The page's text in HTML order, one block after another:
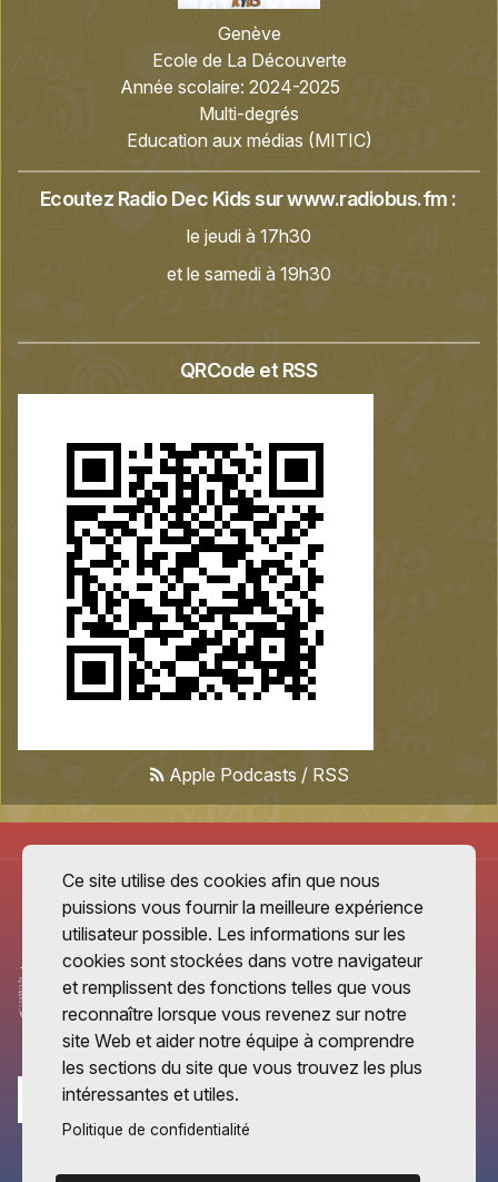
Genève
Ecole de La Découverte
Année scolaire: 2024-2025
Multi-degrés
Education aux médias (MITIC)
Ecoutez Radio Dec Kids surwww.radiobus.fm :
le jeudi à 17h30
et le samedi à 19h30
QRCode et RSS
Apple Podcasts / RSS
Ce site utilise des cookies afin que nous
puissions vous fournir la meilleure expérience
utilisateur possible. Les informations sur les
cookies sont stockées dans votre navigateur
et remplissent des fonctions telles que vous
reconnaître lorsque vous revenez sur notre
site Web et aider notre équipe à comprendre
les sections du site que vous trouvez les plus
intéressantes et utiles.
Politique de confidentialité